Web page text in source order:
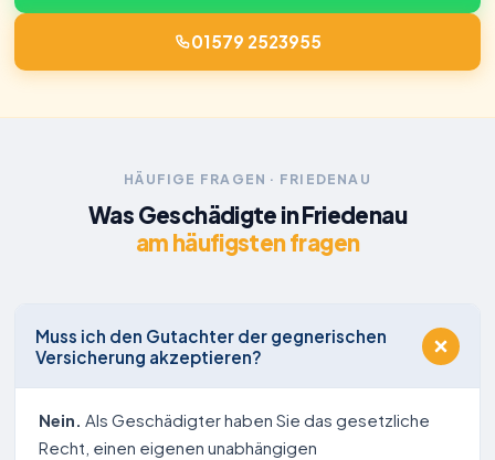
01579 2523955
HÄUFIGE FRAGEN · FRIEDENAU
Was Geschädigte in Friedenau
am häufigsten fragen
Muss ich den Gutachter der gegnerischen
Versicherung akzeptieren?
Nein. Als Geschädigter haben Sie das gesetzliche
Recht, einen eigenen unabhängigen